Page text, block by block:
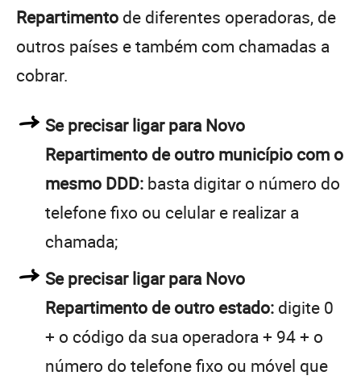
Repartimento de diferentes operadoras, de
outros países e também com chamadas a
cobrar.
Se precisar ligar para Novo
Repartimento de outro município com o
mesmo DDD: basta digitar o número do
telefone fixo ou celular e realizar a
chamada;
Se precisar ligar para Novo
Repartimento de outro estado: digite 0
+ o código da sua operadora + 94 + o
número do telefone fixo ou móvel que